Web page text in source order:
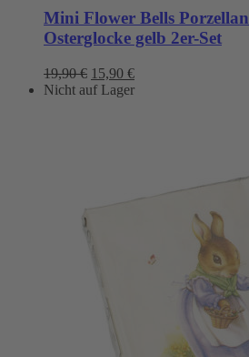
Mini Flower Bells
Osterglocke gelb 2er-Set
19,90€ Ursprünglicher
Preis
15,90 €Aktueller
Preis
Nicht auf Lager